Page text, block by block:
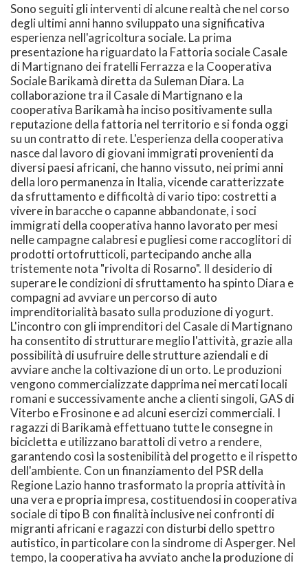
Sono seguiti gli interventi di alcune realtà che nel corso
degli ultimi anni hanno sviluppato una significativa
esperienza nell'agricoltura sociale. La prima
presentazione ha riguardato la Fattoria sociale Casale
di Martignano dei fratelli Ferrazza e la Cooperativa
Sociale Barikamà diretta da Suleman Diara. La
collaborazione tra il Casale di Martignano e la
cooperativa Barikamà ha inciso positivamente sulla
reputazione della fattoria nel territorio e si fonda oggi
su un contratto di rete. L'esperienza della cooperativa
nasce dal lavoro di giovani immigrati provenienti da
diversi paesi africani, che hanno vissuto, nei primi anni
della loro permanenza in Italia, vicende caratterizzate
da sfruttamento e difficoltà di vario tipo: costretti a
vivere in baracche o capanne abbandonate, i soci
immigrati della cooperativa hanno lavorato per mesi
nelle campagne calabresi e pugliesi come raccoglitori di
prodotti ortofrutticoli, partecipando anche alla
tristemente nota "rivolta di Rosarno". Il desiderio di
superare le condizioni di sfruttamento ha spinto Diara e
compagni ad avviare un percorso di auto
imprenditorialità basato sulla produzione di yogurt.
L'incontro con gli imprenditori del Casale di Martignano
ha consentito di strutturare meglio l'attività, grazie alla
possibilità di usufruire delle strutture aziendali e di
avviare anche la coltivazione di un orto. Le produzioni
vengono commercializzate dapprima nei mercati locali
romani e successivamente anche a clienti singoli, GAS di
Viterbo e Frosinone e ad alcuni esercizi commerciali. I
ragazzi di Barikamà effettuano tutte le consegne in
bicicletta e utilizzano barattoli di vetro a rendere,
garantendo così la sostenibilità del progetto e il rispetto
dell'ambiente. Con un finanziamento del PSR della
Regione Lazio hanno trasformato la propria attività in
una vera e propria impresa, costituendosi in cooperativa
sociale di tipo B con finalità inclusive nei confronti di
migranti africani e ragazzi con disturbi dello spettro
autistico, in particolare con la sindrome di Asperger. Nel
tempo, la cooperativa ha avviato anche la produzione di